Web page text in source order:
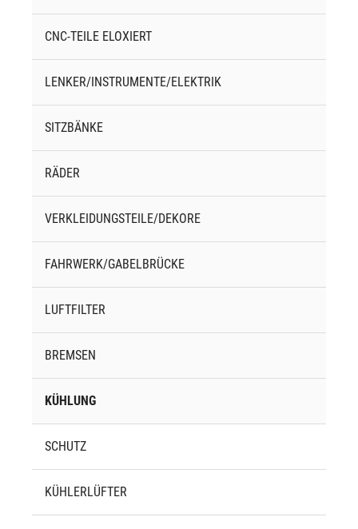
CNC-TEILE ELOXIERT
LENKER/INSTRUMENTE/ELEKTRIK
SITZBÄNKE
RÄDER
VERKLEIDUNGSTEILE/DEKORE
FAHRWERK/GABELBRÜCKE
LUFTFILTER
BREMSEN
KÜHLUNG
SCHUTZ
KÜHLERLÜFTER